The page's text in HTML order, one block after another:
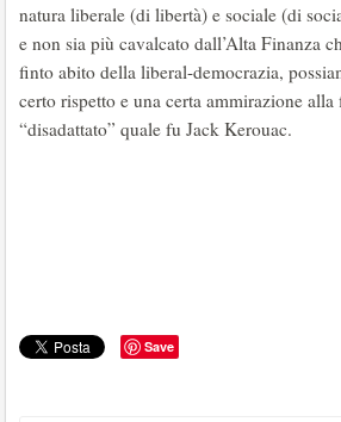
natura liberale (di libertà) e sociale (di
e non sia più cavalcato dall’Alta Finanza
finto abito della liberal-democrazia,
certo rispetto e una certa ammirazione
“disadattato” quale fu Jack Kerouac.
Save